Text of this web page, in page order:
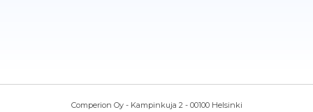
Comperion Oy - Kampinkuja 2 - 00100 Helsinki